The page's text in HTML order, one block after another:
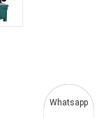
Whatsapp